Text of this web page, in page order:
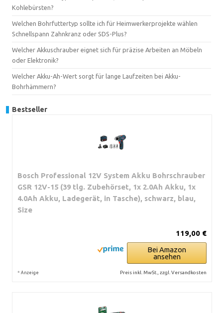
Kohlebürsten?
Welchen Bohrfuttertyp sollte ich für Heimwerkerprojekte wählen
Schnellspann Zahnkranz oder SDS-Plus?
Welcher Akkuschrauber eignet sich für präzise Arbeiten an Möbeln
oder Elektronik?
Welcher Akku-Ah-Wert sorgt für lange Laufzeiten bei Akku-
Bohrhämmern?
Bestseller
Bosch Professional 12V System Akku Bohrschrauber
GSR 12V-15 (39 tlg. Zubehörset, 1x 2.0Ah Akku, 1x
4.0Ah Akku, Ladegerät, in Tasche), schwarz, blau,
Size
119,00 €
Bei Amazon
ansehen
* Anzeige Preis inkl. MwSt., zzgl. Versandkosten